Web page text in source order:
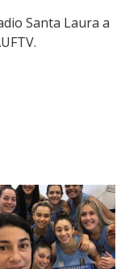
Santa Laura a